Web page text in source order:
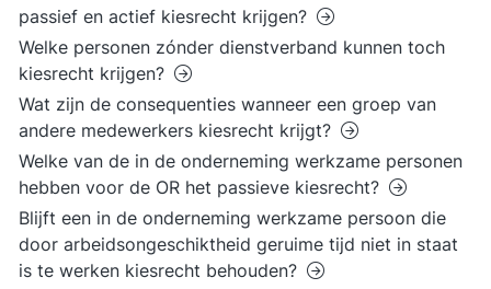
passief en actief kiesrecht krijgen?
Welke personen zónder dienstverband kunnen toch
kiesrecht krijgen?
Wat zijn de consequenties wanneer een groep van
andere medewerkers kiesrecht krijgt?
Welke van de in de onderneming werkzame personen
hebben voor de OR het passieve kiesrecht?
Blijft een in de onderneming werkzame persoon die
door arbeidsongeschiktheid geruime tijd niet in staat
is te werken kiesrecht behouden?